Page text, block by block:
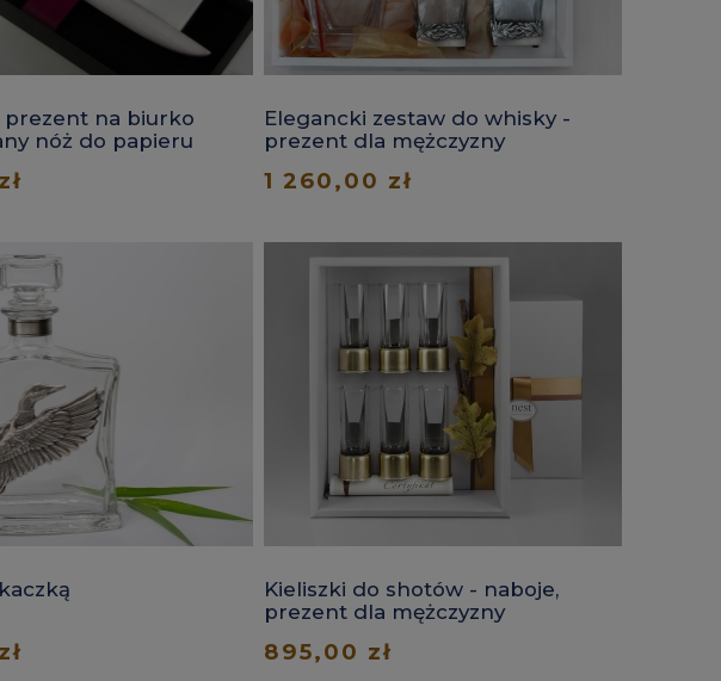
prezent na biurko
nóż do papieru
Elegancki zestaw do whisky -
prezent dla mężczyzny
1 260,00 zł
Kieliszki do shotów - naboje,
prezent dla mężczyzny
895,00 zł